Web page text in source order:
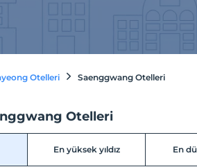
Otelleri Saenggwang Otelleri
Otelleri
En yüksek yıldız En